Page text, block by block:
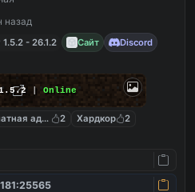
назад
1.5.2 - 26.1.2 Сайт Discord
| Online
админка
2 Хардкор
2